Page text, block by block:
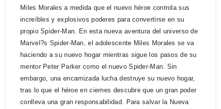
Miles Morales a medida que el nuevo héroe controla sus
increíbles y explosivos poderes para convertirse en su
propio Spider-Man. En esta nueva aventura del universo de
Marvel?s Spider-Man, el adolescente Miles Morales se va
haciendo a su nuevo hogar mientras sigue los pasos de su
mentor Peter Parker como el nuevo Spider-Man. Sin
embargo, una encarnizada lucha destruye su nuevo hogar,
tras lo que el héroe en ciernes descubre que un gran poder
conlleva una gran responsabilidad. Para salvar la Nueva